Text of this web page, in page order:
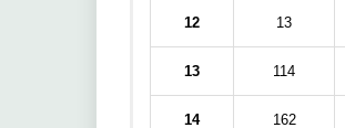
12 13
13 114
14 162